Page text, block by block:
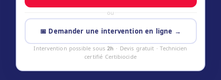
ou
📅 Demander une intervention en ligne →
Intervention possible sous 2h · Devis gratuit · Technicien
certifié Certibiocide